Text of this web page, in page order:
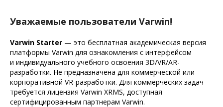
Уважаемые пользователи Varwin!
Varwin Starter — это бесплатная академическая версия
платформы Varwin для ознакомления с интерфейсом
и индивидуального учебного освоения 3D/VR/AR-
разработки. Не предназначена для коммерческой или
корпоративной VR-разработки. Для коммерческих задач
требуется лицензия Varwin XRMS, доступная
сертифицированным партнерам Varwin.